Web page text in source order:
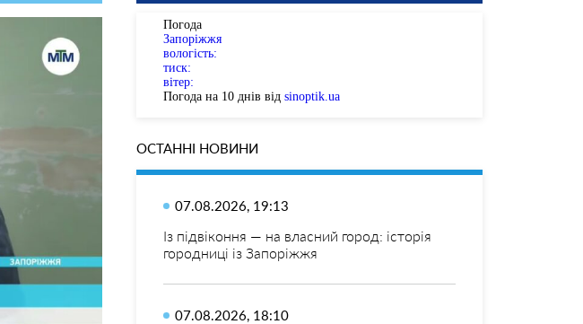
Погода
Запоріжжя
вологість:
тиск:
вітер:
Погода на 10 днів від sinoptik.ua
ОСТАННІ НОВИНИ
07.08.2026, 19:13
Із підвіконня — на власний город: історія
городниці із Запоріжжя
07.08.2026, 18:10